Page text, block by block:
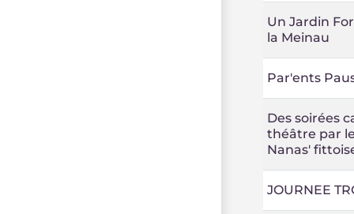
Un Jardin
la Meinau
Par'ents
Des soirées
théâtre par
Nanas'
JOURNEE